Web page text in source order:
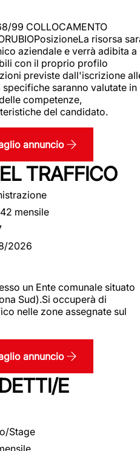
99 COLLOCAMENTO
risorsa
aziendale e verrà adibita a
con il proprio profilo
previste dall'iscrizione
saranno valutate in
competenze,
del candidato.
annuncio
TRAFFICO
mensile
2026
un Ente comunale situato
Sud).Si occuperà di
nelle zone assegnate sul
annuncio
E
Stage